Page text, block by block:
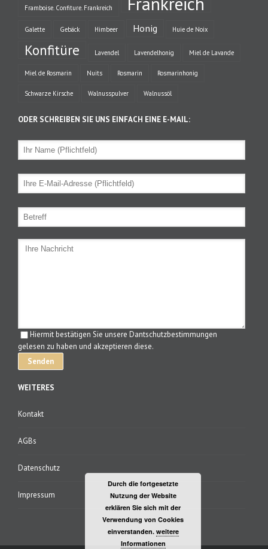
Framboise. Confiture. Frankreich
Galette Gebäck Himbeer Honig Huie de Noix
Konfitüre Lavendel Lavendelhonig Miel de Lavande
Miel de Rosmarin Nuits Rosmarin Rosmarinhonig
Schwarze Kirsche Walnusspulver Walnussöl
ODER SCHREIBEN SIE UNS EINFACH EINE E-MAIL:
Hiermit bestätigen Sie unsere Dantschutzbestimmungen
gelesen zu haben und akzeptieren diese.
WEITERES
Kontakt
AGBs
Datenschutz
Impressum
Durch die fortgesetzte
Nutzung der Website
erklären Sie sich mit der
Verwendung von Cookies
einverstanden. weitere
Informationen